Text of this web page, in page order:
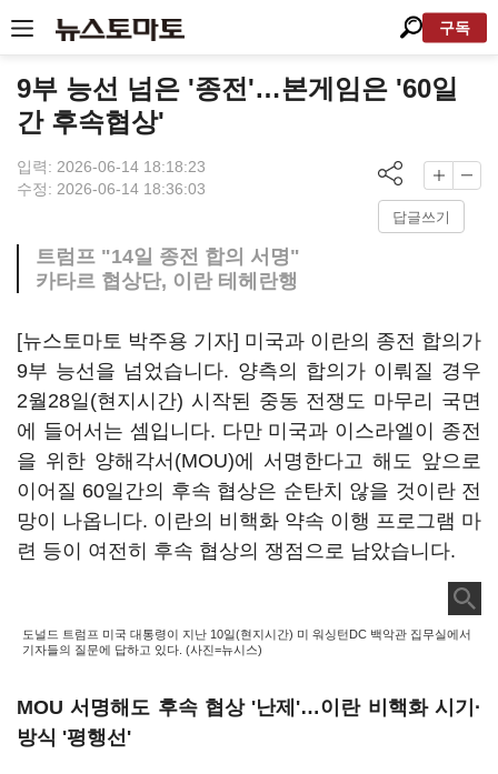
구독
9부 능선 넘은 '종전'…본게임은 '60일
간 후속협상'
입력: 2026-06-14 18:18:23
수정: 2026-06-14 18:36:03
답글쓰기
트럼프 "14일 종전 합의 서명"
카타르 협상단, 이란 테헤란행
[뉴스토마토 박주용 기자] 미국과 이란의 종전 합의가
9부 능선을 넘었습니다. 양측의 합의가 이뤄질 경우
2월28일(현지시간) 시작된 중동 전쟁도 마무리 국면
에 들어서는 셈입니다. 다만 미국과 이스라엘이 종전
을 위한 양해각서(MOU)에 서명한다고 해도 앞으로
이어질 60일간의 후속 협상은 순탄치 않을 것이란 전
망이 나옵니다. 이란의 비핵화 약속 이행 프로그램 마
련 등이 여전히 후속 협상의 쟁점으로 남았습니다.
도널드 트럼프 미국 대통령이 지난 10일(현지시간) 미 워싱턴DC 백악관 집무실에서
기자들의 질문에 답하고 있다. (사진=뉴시스)
MOU 서명해도 후속 협상 '난제'…이란 비핵화 시기·
방식 '평행선'